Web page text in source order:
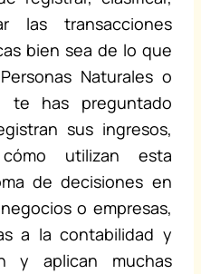
las transacciones
bien sea de lo que
Naturales o
te has preguntado
sus ingresos,
utilizan esta
de decisiones en
o empresas,
a la contabilidad y
y aplican muchas